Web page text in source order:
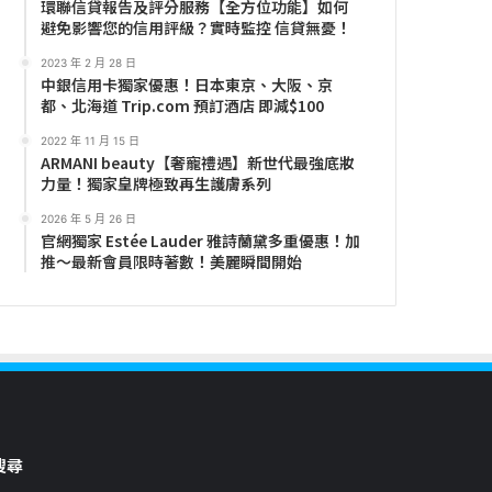
環聯信貸報告及評分服務【全方位功能】如何
避免影響您的信用評級？實時監控 信貸無憂！
2023 年 2 月 28 日
中銀信用卡獨家優惠！日本東京、大阪、京
都、北海道 Trip.com 預訂酒店 即減$100
2022 年 11 月 15 日
ARMANI beauty【奢寵禮遇】新世代最強底妝
力量！獨家皇牌極致再生護膚系列
2026 年 5 月 26 日
官網獨家 Estée Lauder 雅詩蘭黛多重優惠！加
推～最新會員限時著數！美麗瞬間開始
尋